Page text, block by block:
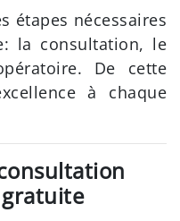
étapes nécessaires
la consultation, le
De cette
à chaque